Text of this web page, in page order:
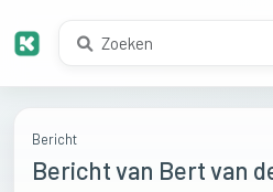
Bericht
Bericht van Bert van